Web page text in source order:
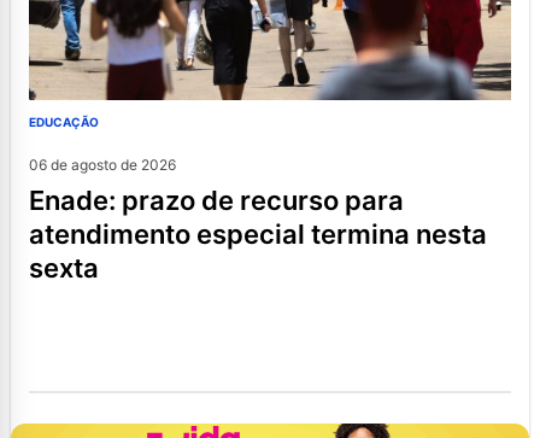
EDUCAÇÃO
06 de agosto de 2026
enade: prazo de recurso para
atendimento especial termina nesta
sexta